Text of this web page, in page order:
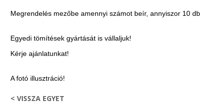
Megrendelés mezőbe amennyi számot beír, annyiszor 10 db
Egyedi tömítések gyártását is vállaljuk!
Kérje ajánlatunkat!
A fotó illusztráció!
< VISSZA EGYET